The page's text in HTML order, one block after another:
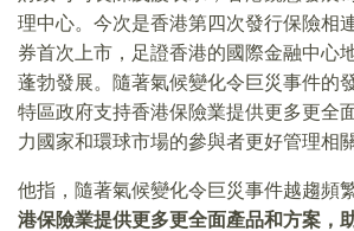
理中心。今次是香港第四次發行保險相
券首次上市，足證香港的國際金融中心
蓬勃發展。隨著氣候變化令巨災事件的
特區政府支持香港保險業提供更多更全
力國家和環球市場的參與者更好管理相
他指，隨著氣候變化令巨災事件越趨頻
港保險業提供更多更全面產品和方案，